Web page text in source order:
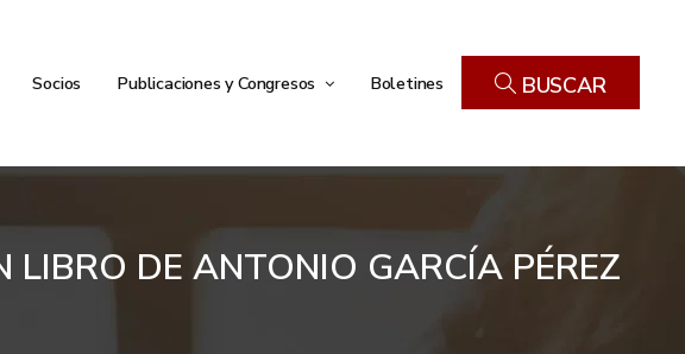
Socios Publicaciones y Congresos Boletines BUSCAR
LIBRO DE ANTONIO GARCÍA PÉREZ